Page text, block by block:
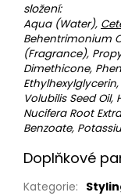
složení:
Aqua (Water),
Behentrimonium
(Fragrance),
Dimethicone,
Ethylhexylglycerin,
Volubilis Seed
Nucifera Root
Benzoate,
Doplňkové
Kategorie: